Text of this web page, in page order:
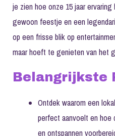
je zien hoe onze 15 jaar
gewoon feestje en een
op een frisse blik op
maar hoeft te genieten van het
Belangrijkste
Ontdek waarom een
perfect aanvoelt en hoe
en ontspannen